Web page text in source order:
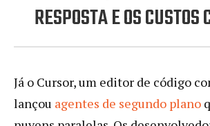
RESPOSTA E OS
Já o Cursor, um editor de código
lançou agentes de segundo plano